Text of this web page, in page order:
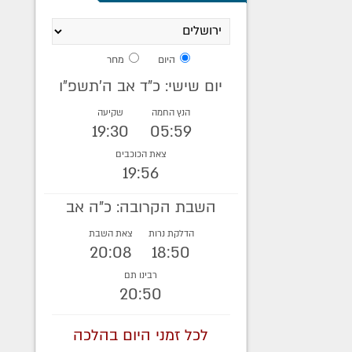
היום מחר
יום שישי: כ"ד אב ה׳תשפ״ו
הנץ החמה
05:59
שקיעה
19:30
צאת הכוכבים
19:56
השבת הקרובה: כ"ה אב
הדלקת נרות
18:50
צאת השבת
20:08
רבינו תם
20:50
לכל זמני היום בהלכה